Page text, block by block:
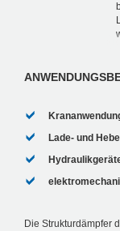
Lade- und
Die Strukturdämpfer